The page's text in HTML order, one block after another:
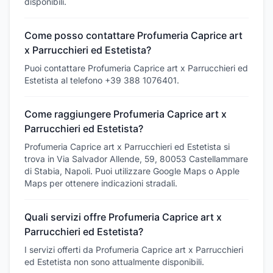
Come posso contattare Profumeria Caprice art
x Parrucchieri ed Estetista?
Puoi contattare Profumeria Caprice art x Parrucchieri ed
Estetista al telefono +39 388 1076401.
Come raggiungere Profumeria Caprice art x
Parrucchieri ed Estetista?
Profumeria Caprice art x Parrucchieri ed Estetista si
trova in Via Salvador Allende, 59, 80053 Castellammare
di Stabia, Napoli. Puoi utilizzare Google Maps o Apple
Maps per ottenere indicazioni stradali.
Quali servizi offre Profumeria Caprice art x
Parrucchieri ed Estetista?
I servizi offerti da Profumeria Caprice art x Parrucchieri
ed Estetista non sono attualmente disponibili.